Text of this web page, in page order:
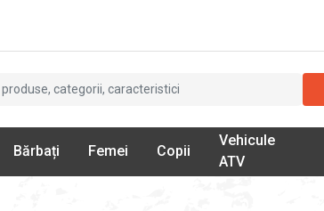
Bărbați Femei Copii
Vehicule
ATV